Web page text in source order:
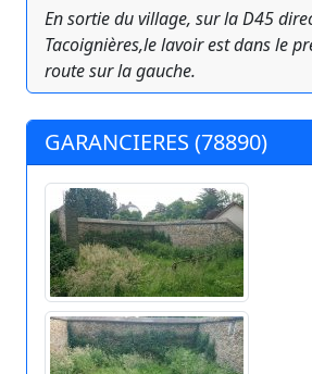
En sortie du village, sur la D45
Tacoignières,le lavoir est dans le
route sur la gauche.
GARANCIERES (78890)